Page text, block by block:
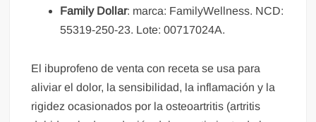
Family Dollar: marca: FamilyWellness. NCD:
55319-250-23. Lote: 00717024A.
El ibuprofeno de venta con receta se usa para
aliviar el dolor, la sensibilidad, la inflamación y la
rigidez ocasionados por la osteoartritis (artritis